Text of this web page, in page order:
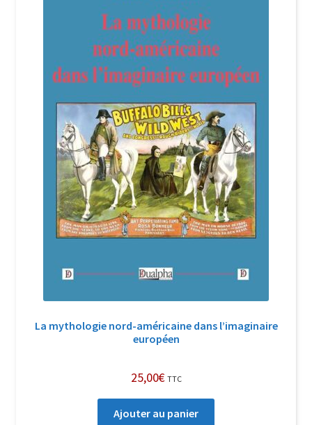
La mythologie nord-américaine dans l’imaginaire
européen
25,00€ TTC
Ajouter au panier